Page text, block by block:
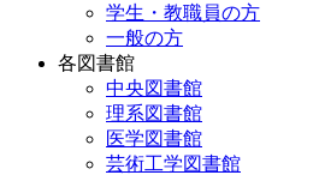
学生・教職員の方
一般の方
各図書館
中央図書館
理系図書館
医学図書館
芸術工学図書館